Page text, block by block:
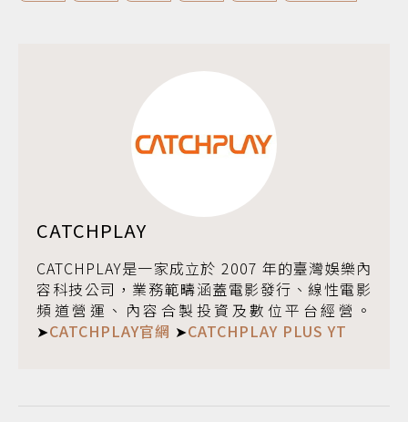
CATCHPLAY
CATCHPLAY是一家成立於 2007 年的臺灣娛樂內
容科技公司，業務範疇涵蓋電影發行、線性電影
頻道營運、內容合製投資及數位平台經營。
➤CATCHPLAY官網 ➤CATCHPLAY PLUS YT